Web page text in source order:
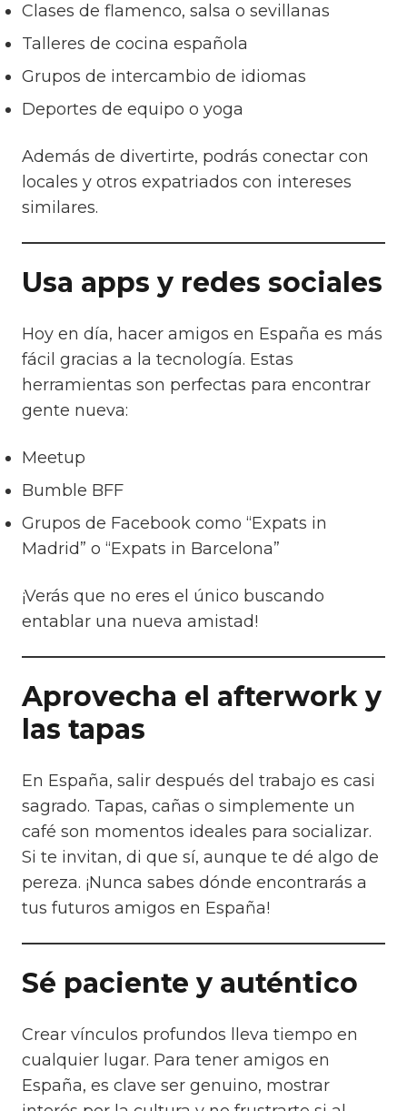
Clases de flamenco, salsa o sevillanas
Talleres de cocina española
Grupos de intercambio de idiomas
Deportes de equipo o yoga
Además de divertirte, podrás conectar con
locales y otros expatriados con intereses
similares.
Usa apps y redes sociales
Hoy en día, hacer amigos en España es más
fácil gracias a la tecnología. Estas
herramientas son perfectas para encontrar
gente nueva:
Meetup
Bumble BFF
Grupos de Facebook como “Expats in
Madrid” o “Expats in Barcelona”
¡Verás que no eres el único buscando
entablar una nueva amistad!
Aprovecha el afterwork y
las tapas
En España, salir después del trabajo es casi
sagrado. Tapas, cañas o simplemente un
café son momentos ideales para socializar.
Si te invitan, di que sí, aunque te dé algo de
pereza. ¡Nunca sabes dónde encontrarás a
tus futuros amigos en España!
Sé paciente y auténtico
Crear vínculos profundos lleva tiempo en
cualquier lugar. Para tener amigos en
España, es clave ser genuino, mostrar